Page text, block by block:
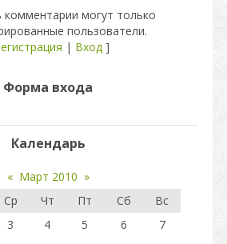
могут только
пользователи.
| Вход]
Форма входа
Календарь
« Март 2010 »
Ср Чт Пт Сб
Вс
3 4 5 6
7